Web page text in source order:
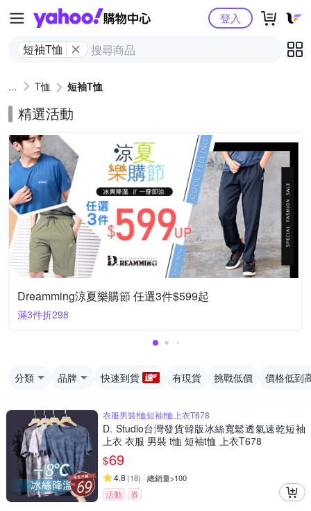
Yahoo購物中心
短袖T恤
登入
T恤 短袖T恤
精選活動
Dreamming涼夏樂購節 任選3件$599起
滿3件折298
分類 品牌 快速到貨 有現貨 挑戰低價 價格低到
衣服男裝t恤短袖t恤上衣T678
D. Studio台灣發貨韓版冰絲寬鬆透氣速乾短袖
上衣 衣服 男裝 t恤 短袖t恤 上衣T678
$69
4.8 (18) 總銷量>100
活動
券